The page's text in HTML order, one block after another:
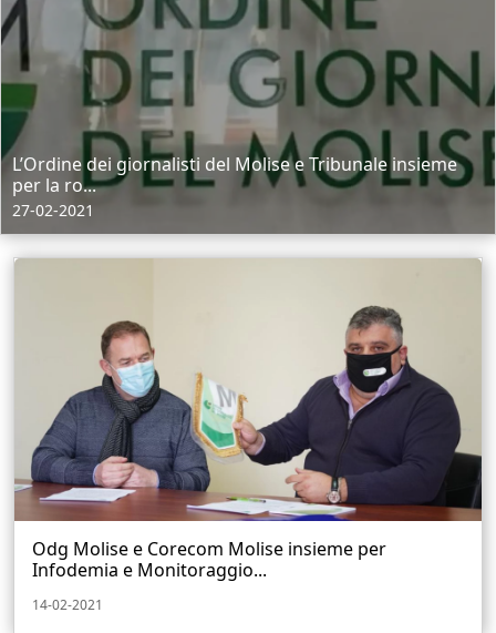
L’Ordine dei giornalisti del Molise e Tribunale insieme
per la ro...
27-02-2021
Odg Molise e Corecom Molise insieme per
Infodemia e Monitoraggio...
14-02-2021